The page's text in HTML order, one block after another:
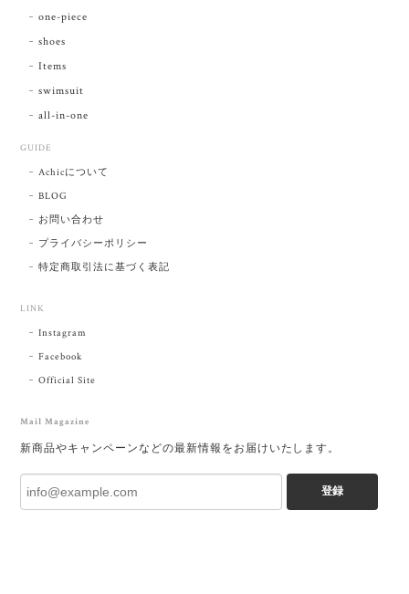
one-piece
shoes
Items
swimsuit
all-in-one
GUIDE
Achicについて
BLOG
お問い合わせ
プライバシーポリシー
特定商取引法に基づく表記
LINK
Instagram
Facebook
Official Site
Mail Magazine
新商品やキャンペーンなどの最新情報をお届けいたします。
登録